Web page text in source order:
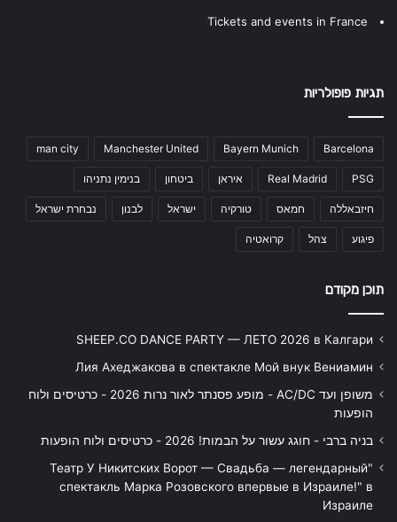
Tickets and events in France
תגיות פופולריות
Barcelona
Bayern Munich
Manchester United
man city
PSG
Real Madrid איראן ביטחון בנימין נתניהו
חיזבאללה חמאס טורקיה ישראל לבנון נבחרת ישראל
פיגוע צהל קרואטיה
תוכן מקודם
SHEEP.CO DANCE PARTY — ЛЕТО 2026 в Калгари
Лия Ахеджакова в спектакле Мой внук Вениамин
משופן ועד AC/DC - מופע פסנתר לאור נרות 2026 - כרטיסים ולוח
הופעות
בניה ברבי - חוגג עשור על הבמות! 2026 - כרטיסים ולוח הופעות
"Театр У Никитских Ворот — Свадьба — легендарный
спектакль Марка Розовского впервые в Израиле!" в
Израиле